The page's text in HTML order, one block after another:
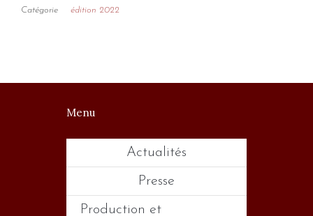
Catégorie édition 2022
Menu
Actualités
Presse
Production et